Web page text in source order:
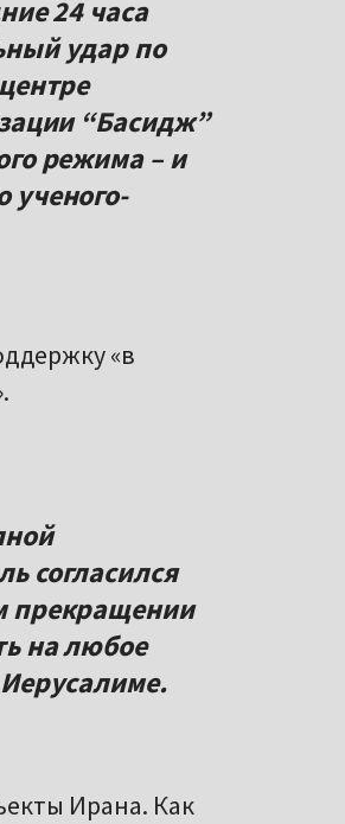
24 часа
удар по
“Басидж”
режима – и
ученого-
«в
согласился
прекращении
на любое
Ирана. Как